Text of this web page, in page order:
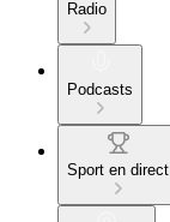
Radio
Podcasts
Sport en direct